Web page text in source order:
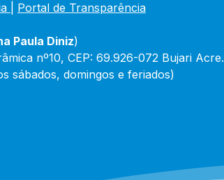
Portal de Transparência
Paula Diniz)
nº10, CEP: 69.926-072 Bujari Acre.
sábados, domingos e feriados)